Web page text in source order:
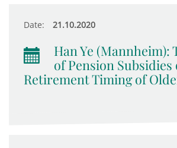
Date: 21.10.2020
Han Ye (Mannheim):
of Pension Subsidies
Retirement Timing of